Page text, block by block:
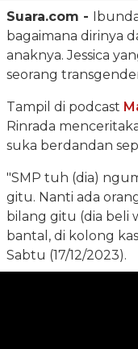
Suara.com -
bagaimana dirinya
anaknya. Jessica
seorang
Tampil di podcast
Rinrada
suka berdandan
"SMP tuh (dia)
gitu. Nanti ada
bilang gitu (dia beli
bantal, di kolong
Sabtu (17/12/2023).